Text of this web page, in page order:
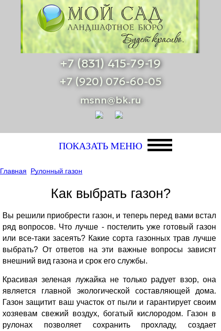
+7 (831) 415-79-19
+7 (920) 076-60-05
msnn@bk.ru
ПОКАЗАТЬ МЕНЮ
Главная Рулонный газон
Как выбрать газон?
Вы решили приобрести газон, и теперь перед вами встал
ряд вопросов. Что лучше - постелить уже готовый газон
или все-таки засеять? Какие сорта газонных трав лучше
выбрать? От ответов на эти важные вопросы зависят
внешний вид газона и срок его службы.
Красивая зеленая лужайка не только радует взор, она
является главной экологической составляющей дома.
Газон защитит ваш участок от пыли и гарантирует своим
хозяевам свежий воздух, богатый кислородом. Газон в
рулонах позволяет сохранить прохладу, создает